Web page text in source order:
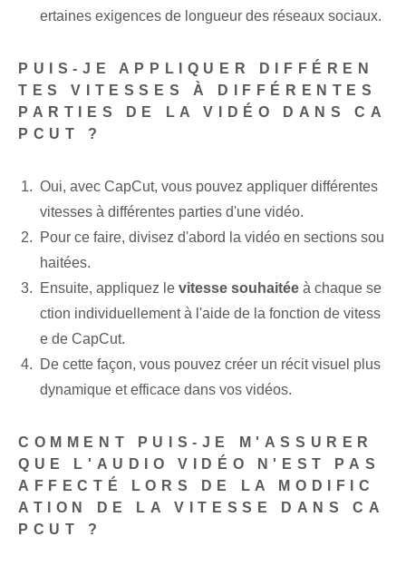
ertaines exigences de longueur des réseaux sociaux.
PUIS-JE APPLIQUER DIFFÉREN
TES VITESSES À DIFFÉRENTES
PARTIES DE LA VIDÉO DANS CA
PCUT ?
Oui, avec CapCut, vous pouvez appliquer différentes
vitesses à différentes parties d'une vidéo.
Pour ce faire, divisez d'abord la vidéo en sections sou
haitées.
Ensuite, appliquez le vitesse souhaitée à chaque se
ction individuellement à l'aide de la fonction de vitess
e de CapCut.
De cette façon, vous pouvez créer un récit visuel plus
dynamique et efficace dans vos vidéos.
COMMENT PUIS-JE M'ASSURER
QUE L'AUDIO VIDÉO N'EST PAS
AFFECTÉ LORS DE LA MODIFIC
ATION DE LA VITESSE DANS CA
PCUT ?